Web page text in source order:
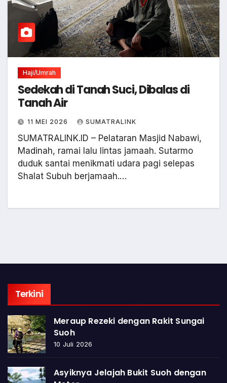
Haji/Umrah
Sedekah di Tanah Suci, Dibalas di
Tanah Air
11 MEI 2026 SUMATRALINK
SUMATRALINK.ID – Pelataran Masjid Nabawi,
Madinah, ramai lalu lintas jamaah. Sutarmo
duduk santai menikmati udara pagi selepas
Shalat Subuh berjamaah.…
Terkini
Meraup Rezeki dengan Rakit Sungai
Suoh
10 Juli 2026
Asyiknya Jelajah Bukit Suoh dengan